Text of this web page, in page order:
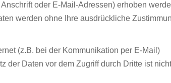
oder E-Mail-Adressen) erhoben
werden ohne Ihre ausdrückliche
(z.B. bei der Kommunikation per E-Mail)
der Daten vor dem Zugriff durch Dritte ist